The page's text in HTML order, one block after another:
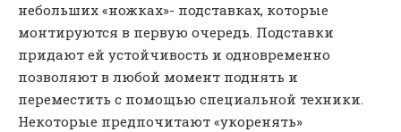
небольших «ножках»- подставках, которые
монтируются в первую очередь. Подставки
придают ей устойчивость и одновременно
позволяют в любой момент поднять и
переместить с помощью специальной техники.
Некоторые предпочитают «укоренять»